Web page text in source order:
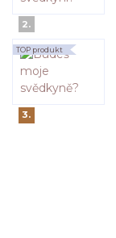
2.
3.
TOP produkt